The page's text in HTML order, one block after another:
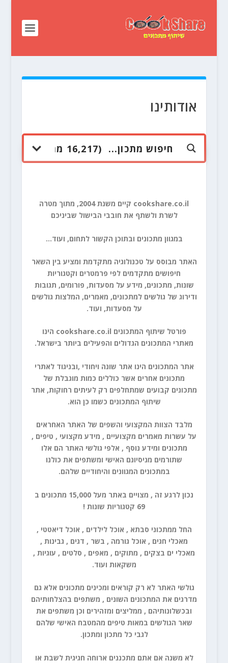
אודותינו
cookshare.co.il קיים משנת 2004, מתוך מטרה
לשרת ולשתף את חובבי הבישול שביניכם
במגוון מתכונים ובתוכן הקשור לתחום, ועוד…
האתר מבוסס על טכנולוגיה מתקדמת ומציע בין השאר
חיפושים מתקדמים לפי פרמטרים וקטגוריות
שונות, מתכונים, מידע על מסעדות, פורומים, תגובות
ודירוג של גולשים למתכונים, מאמרים, המלצות גולשים
על מסעדות, ועוד.
פורטל שיתוף המתכונים cookshare.co.il הינו
מאתרי המתכונים הגדולים והפעילים ביותר בישראל.
אתר המתכונים הינו אתר שונה ויחודי ,ובניגוד לאתרי
מתכונים אחרים אשר כוללים כמות מוגבלת של
מתכונים קבועים שמתחלפים רק לעיתים רחוקות, אתר
שיתוף המתכונים כשמו כן הוא.
מלבד הצוות המקצועי והשפים של האתר האחראים
על עשרות מאמרים מקצועיים , מידע מקצועי , טיפים ,
מתכונים ומידע נוסף , אלפי גולשי האתר הם אלו
שתורמים מניסיונם האישי ומשתפים את כולנו
במתכונים המגוונים והיחודיים שלהם.
נכון לרגע זה , מצויים באתר מעל 15,000 מתכונים ב
69 קטגוריות שונות !
החל ממתכוני סבתא , אוכל לילדים , אוכל דיאטטי ,
מאכלי חגים , אוכל גורמה , בשר , דגים , גבינות ,
מאכלי ים בצקים , מתוקים , מאפים , סלטים , עוגיות ,
משקאות ועוד.
גולשי האתר לא רק קוראים ומכינים מתכונים אלא גם
מדרגים את המתכונים השונים , משתפים בהצלחותיהם
ובכשלונותיהם , ממליצים ומזהירים וכן משתפים את
שאר הגולשים במאות טיפים מהמטבח האישי שלהם
לגבי כל מתכון ומתכון.
לא משנה אם אתם מתכננים ארוחה חגיגית לשבת או